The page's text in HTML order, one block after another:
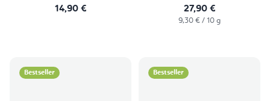
14,90 €
27,90 €
Jednotková
9,30 € / 10 g
Bestseller Bestseller